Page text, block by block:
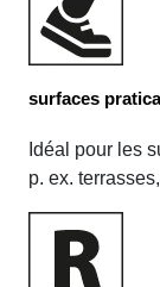
surfaces
Idéal pour les
p. ex.